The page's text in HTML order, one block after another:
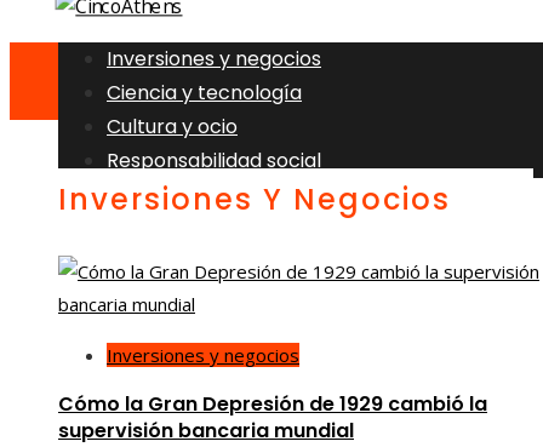
Inversiones y negocios
Ciencia y tecnología
Cultura y ocio
Responsabilidad social
Inversiones Y Negocios
Inversiones y negocios
Cómo la Gran Depresión de 1929 cambió la
supervisión bancaria mundial